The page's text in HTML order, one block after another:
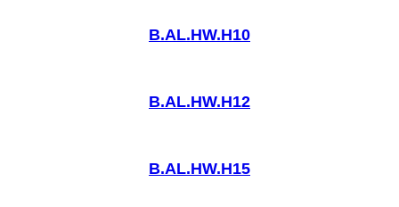
B.AL.HW.H10
B.AL.HW.H12
B.AL.HW.H15